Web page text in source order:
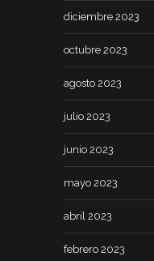
diciembre 2023
octubre 2023
agosto 2023
julio 2023
junio 2023
mayo 2023
abril 2023
febrero 2023